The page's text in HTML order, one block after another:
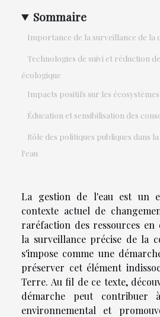
Sommaire
Importance de la surveillance de la
Technologies de suivi et réduction
écologique
Impacts positifs sur les
Éducation et sensibilisation des
Rôle des politiques publiques dans
l'eau
La gestion de l'eau est un
contexte actuel de
raréfaction des ressources en
la surveillance précise de la
s'impose comme une
préserver cet élément
Terre. Au fil de ce texte,
démarche peut contribuer
environnemental et